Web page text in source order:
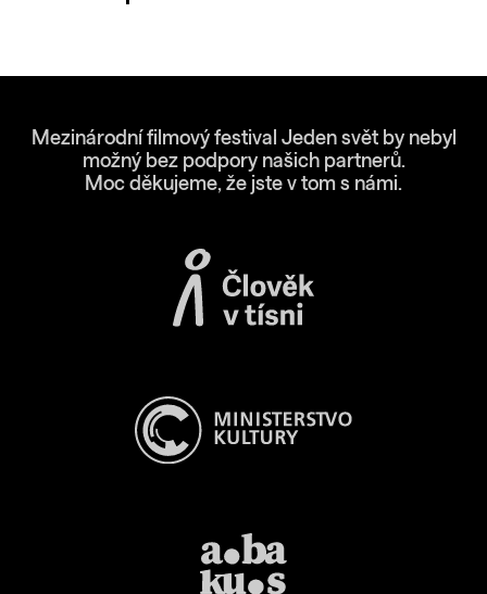
Mezinárodní filmový festival Jeden svět by nebyl
možný bez podpory našich partnerů.
Moc děkujeme, že jste v tom s námi.